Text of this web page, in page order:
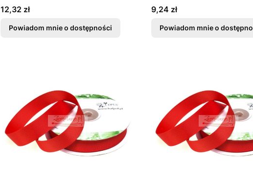
Cena
12,32 zł
Powiadom mnie o dostępności
Cena
9,24 zł
Powiadom mnie o